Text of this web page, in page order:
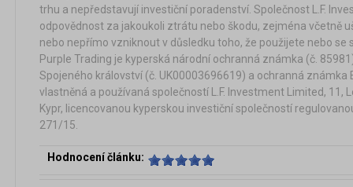
trhu a nepředstavují investiční poradenství. Společnost L.F.
odpovědnost za jakoukoli ztrátu nebo škodu, zejména včetně
nebo nepřímo vzniknout v důsledku toho, že použijete nebo
Purple Trading je kyperská národní ochranná známka (č.
Spojeného království (č. UK00003696619) a ochranná známka
vlastněná a používaná společností L.F. Investment Limited, 11,
Kypr, licencovanou kyperskou investiční společností
271/15.
Hodnocení článku: